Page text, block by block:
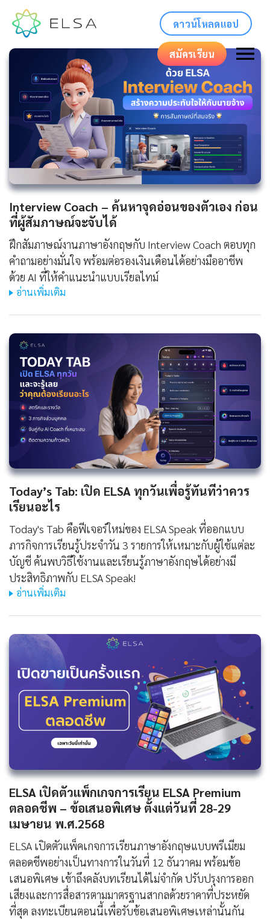
ดาวน์โหลดแอป
สมัครเรียน
Interview Coach – ค้นหาจุดอ่อนของตัวเอง ก่อน
ที่ผู้สัมภาษณ์จะจับได้
ฝึกสัมภาษณ์งานภาษาอังกฤษกับ Interview Coach ตอบทุก
คำถามอย่างมั่นใจ พร้อมต่อรองเงินเดือนได้อย่างมืออาชีพ
ด้วย AI ที่ให้คำแนะนำแบบเรียลไทม์
อ่านเพิ่มเติม
Today’s Tab: เปิด ELSA ทุกวันเพื่อรู้ทันทีว่าควร
เรียนอะไร
Today's Tab คือฟีเจอร์ใหม่ของ ELSA Speak ที่ออกแบบ
ภารกิจการเรียนรู้ประจำวัน 3 รายการให้เหมาะกับผู้ใช้แต่ละ
บัญชี ค้นพบวิธีใช้งานและเรียนรู้ภาษาอังกฤษได้อย่างมี
ประสิทธิภาพกับ ELSA Speak!
อ่านเพิ่มเติม
ELSA เปิดตัวแพ็กเกจการเรียน ELSA Premium
ตลอดชีพ – ข้อเสนอพิเศษ ตั้งแต่วันที่ 28-29
เมษายน พ.ศ.2568
ELSA เปิดตัวแพ็คเกจการเรียนภาษาอังกฤษแบบพรีเมียม
ตลอดชีพอย่างเป็นทางการในวันที่ 12 ธันวาคม พร้อมข้อ
เสนอพิเศษ เข้าถึงคลังบทเรียนได้ไม่จำกัด ปรับปรุงการออก
เสียงและการสื่อสารตามมาตรฐานสากลด้วยราคาที่ประหยัด
ที่สุด ลงทะเบียนตอนนี้เพื่อรับข้อเสนอพิเศษเหล่านั้นกัน